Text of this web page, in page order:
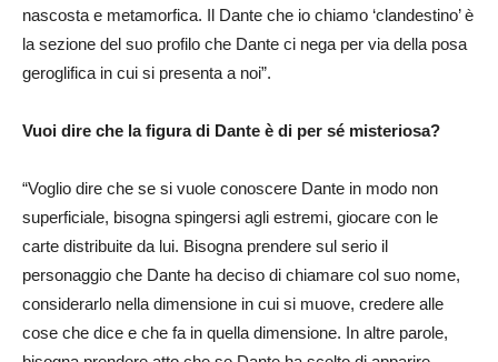
nascosta e metamorfica. Il Dante che io chiamo ‘clandestino’ è
la sezione del suo profilo che Dante ci nega per via della posa
geroglifica in cui si presenta a noi”.
Vuoi dire che la figura di Dante è di per sé misteriosa?
“Voglio dire che se si vuole conoscere Dante in modo non
superficiale, bisogna spingersi agli estremi, giocare con le
carte distribuite da lui. Bisogna prendere sul serio il
personaggio che Dante ha deciso di chiamare col suo nome,
considerarlo nella dimensione in cui si muove, credere alle
cose che dice e che fa in quella dimensione. In altre parole,